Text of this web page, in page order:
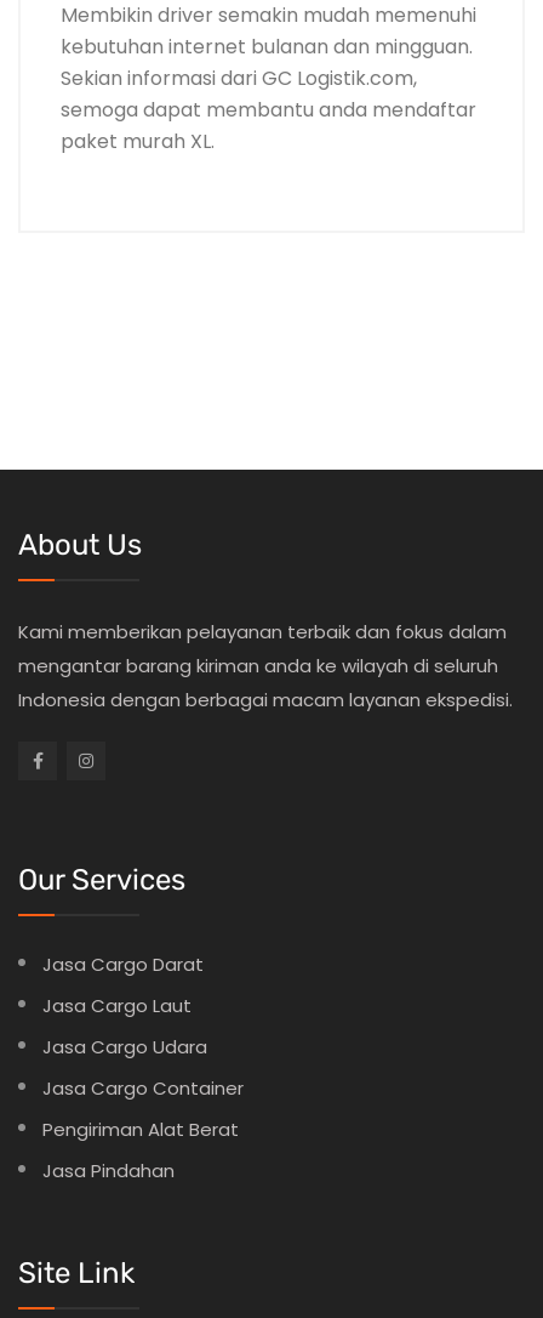
Membikin driver semakin mudah memenuhi
kebutuhan internet bulanan dan mingguan.
Sekian informasi dari GC Logistik.com,
semoga dapat membantu anda mendaftar
paket murah XL.
About Us
Kami memberikan pelayanan terbaik dan fokus dalam
mengantar barang kiriman anda ke wilayah di seluruh
Indonesia dengan berbagai macam layanan ekspedisi.
Our Services
Jasa Cargo Darat
Jasa Cargo Laut
Jasa Cargo Udara
Jasa Cargo Container
Pengiriman Alat Berat
Jasa Pindahan
Site Link